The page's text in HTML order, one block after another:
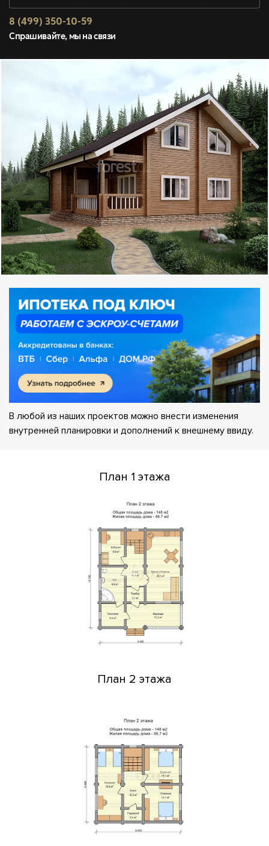
8 (499) 350-10-59
Спрашивайте, мы на связи
В любой из наших проектов можно внести изменения
внутренней планировки и дополнений к внешнему ввиду.
План 1 этажа
План 2 этажа